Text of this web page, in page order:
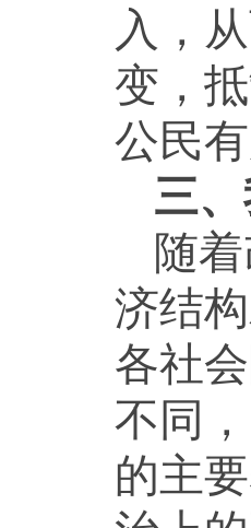
入，
变，
公民
三
随
济结
各社
不同
的主